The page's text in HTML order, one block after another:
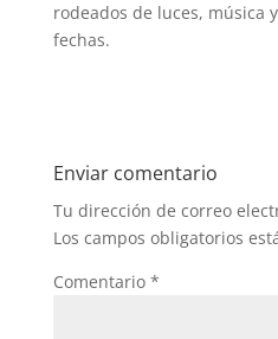
rodeados de luces, música
fechas.
Enviar comentario
Tu dirección de correo
Los campos obligatorios
Comentario *